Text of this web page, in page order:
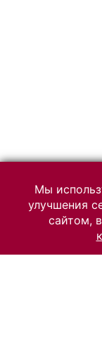
Мы
улучшения
сайтом,